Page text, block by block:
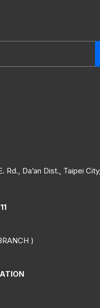
Da’an Dist., Taipei City,
)